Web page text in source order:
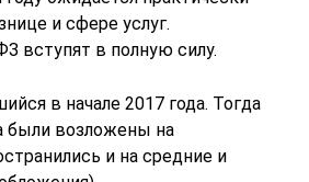
и сфере услуг.
вступят в полную силу.
в начале 2017 года. Тогда
были возложены на
и на средние и